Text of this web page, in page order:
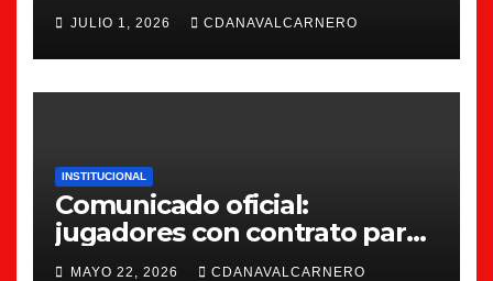
JULIO 1, 2026 CDANAVALCARNERO
INSTITUCIONAL
Comunicado oficial:
jugadores con contrato para
la 26/27
MAYO 22, 2026 CDANAVALCARNERO